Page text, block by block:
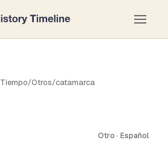
/Otros/catamarca
Otro · Español